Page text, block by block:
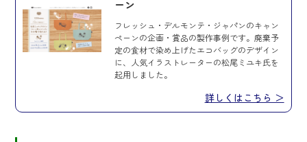
ーン
フレッシュ・デルモンテ・ジャパンのキャン
ペーンの企画・賞品の製作事例です。廃棄予
定の食材で染め上げたエコバッグのデザイン
に、人気イラストレーターの松尾ミユキ氏を
起用しました。
詳しくはこちら ＞